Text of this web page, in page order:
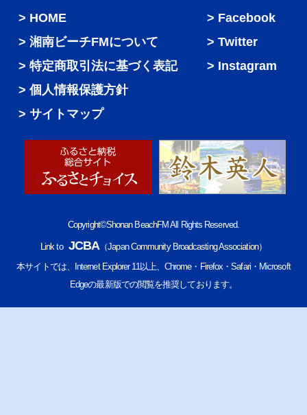
HOME
湘南ビーチFMについて
特定商取引法に基づく表記
個人情報保護方針
サイトマップ
Facebook
Twitter
Instagram
Copyright©Shonan BeachFM All Rights Reserved.
Link to JCBA（Japan Community Broadcasting Association）
本サイトでは、Internet Explorer 11以上、Chrome・Firefox・Safari・Microsoft
Edgeの最新版での閲覧を推奨しております。